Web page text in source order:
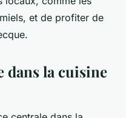
et de profiter de
dans la cuisine